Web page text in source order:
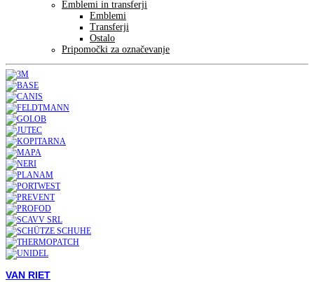
Emblemi in transferji
Emblemi
Transferji
Ostalo
Pripomočki za označevanje
VAN RIET